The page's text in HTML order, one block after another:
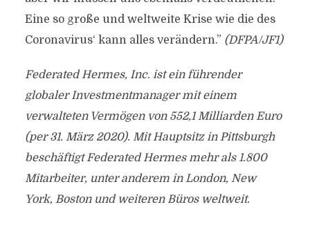
Eine so große und weltweite Krise wie die des
Coronavirus‘ kann alles verändern.” (DFPA/JF1)
Federated Hermes, Inc. ist ein führender
globaler Investmentmanager mit einem
verwalteten Vermögen von 552,1 Milliarden Euro
(per 31. März 2020). Mit Hauptsitz in Pittsburgh
beschäftigt Federated Hermes mehr als 1.800
Mitarbeiter, unter anderem in London, New
York, Boston und weiteren Büros weltweit.